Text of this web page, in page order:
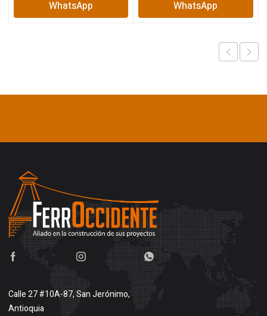
WhatsApp
WhatsApp
Calle 27 #10A-87, San Jerónimo,
Antioquia